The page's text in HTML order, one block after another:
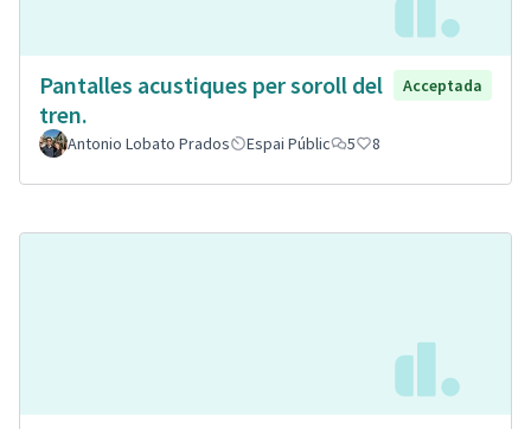
Pantalles acustiques per soroll del
tren.
Acceptada
Antonio Lobato Prados Espai Públic 5 8